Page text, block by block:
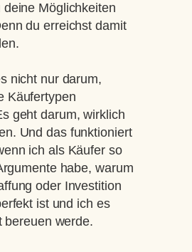
Möglichkeiten
du erreichst damit
nicht nur darum,
Käufertypen
geht darum, wirklich
Und das funktioniert
ich als Käufer so
habe, warum
oder Investition
ist und ich es
bereuen werde.